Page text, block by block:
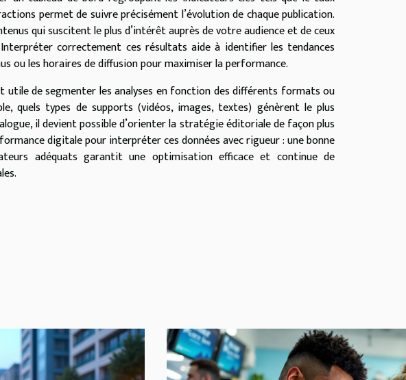
permet de suivre précisément l’évolution de chaque publication.
qui suscitent le plus d’intérêt auprès de votre audience et de ceux
correctement ces résultats aide à identifier les tendances
ou les horaires de diffusion pour maximiser la performance.
de segmenter les analyses en fonction des différents formats ou
quels types de supports (vidéos, images, textes) génèrent le plus
il devient possible d’orienter la stratégie éditoriale de façon plus
digitale pour interpréter ces données avec rigueur : une bonne
adéquats garantit une optimisation efficace et continue de